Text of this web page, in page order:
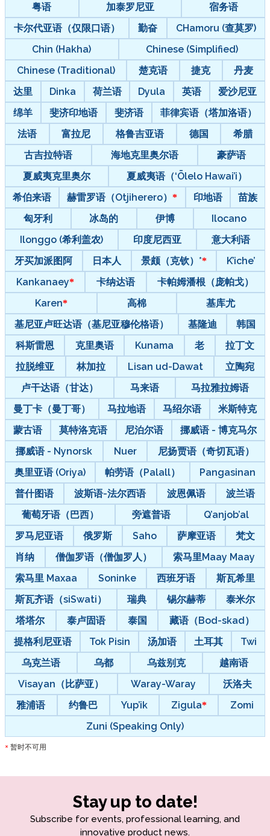
粤语
加泰罗尼亚
宿务语
卡尔代亚语（仅限口语）
勤奋
CHamoru (查莫罗)
Chin (Hakha)
Chinese (Simplified)
Chinese (Traditional)
楚克语 捷克
丹麦
达里
Dinka 荷兰语 Dyula 英语
爱沙尼亚
绵羊
斐济印地语 斐济语
菲律宾语（塔加洛语）
法语
富拉尼 格鲁吉亚语 德国
希腊
古吉拉特语
海地克里奥尔语
豪萨语
夏威夷克里奥尔
夏威夷语（‘Ōlelo Hawai’i）
希伯来语
赫雷罗语（Otjiherero） 印地语
苗族
匈牙利
冰岛的 伊博
Ilocano
Ilonggo (希利盖农)
印度尼西亚
意大利语
牙买加派图阿
日本人 景颇（克钦）*
K’iche’
Kankanaey
卡纳达语
卡帕姆潘根（庞帕戈）
Karen
高棉
基库尤
基尼亚卢旺达语（基尼亚穆伦格语）
基隆迪
韩国
科斯雷恩
克里奥语 Kunama 老
拉丁文
拉脱维亚
林加拉 Lisan ud-Dawat
立陶宛
卢干达语（甘达）
马来语
马拉雅拉姆语
曼丁卡（曼丁哥）
马拉地语 马绍尔语
米斯特克
蒙古语
莫特洛克语 尼泊尔语
挪威语 - 博克马尔
挪威语 - Nynorsk
Nuer
尼扬贾语（奇切瓦语）
奥里亚语 (Oriya)
帕劳语（Palall）
Pangasinan
普什图语
波斯语-法尔西语 波恩佩语
波兰语
葡萄牙语（巴西）
旁遮普语
Q’anjob’al
罗马尼亚语
俄罗斯 Saho 萨摩亚语
梵文
肖纳
僧伽罗语（僧伽罗人）
索马里Maay Maay
索马里 Maxaa
Soninke 西班牙语
斯瓦希里
斯瓦齐语（siSwati）
瑞典 锡尔赫蒂
泰米尔
塔塔尔
泰卢固语 泰国
藏语（Bod-skad）
提格利尼亚语
Tok Pisin 汤加语 土耳其
Twi
乌克兰语
乌都 乌兹别克
越南语
Visayan（比萨亚）
Waray-Waray
沃洛夫
雅浦语
约鲁巴 Yup’ik Zigula
Zomi
Zuni (Speaking Only)
* 暂时不可用
Stay up to date!
Subscribe for events, professional learning, and
innovative product news.